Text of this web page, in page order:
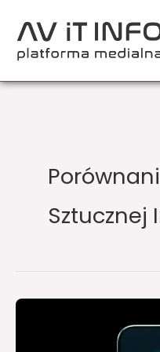
treści
Sztucznej
Najlepsze